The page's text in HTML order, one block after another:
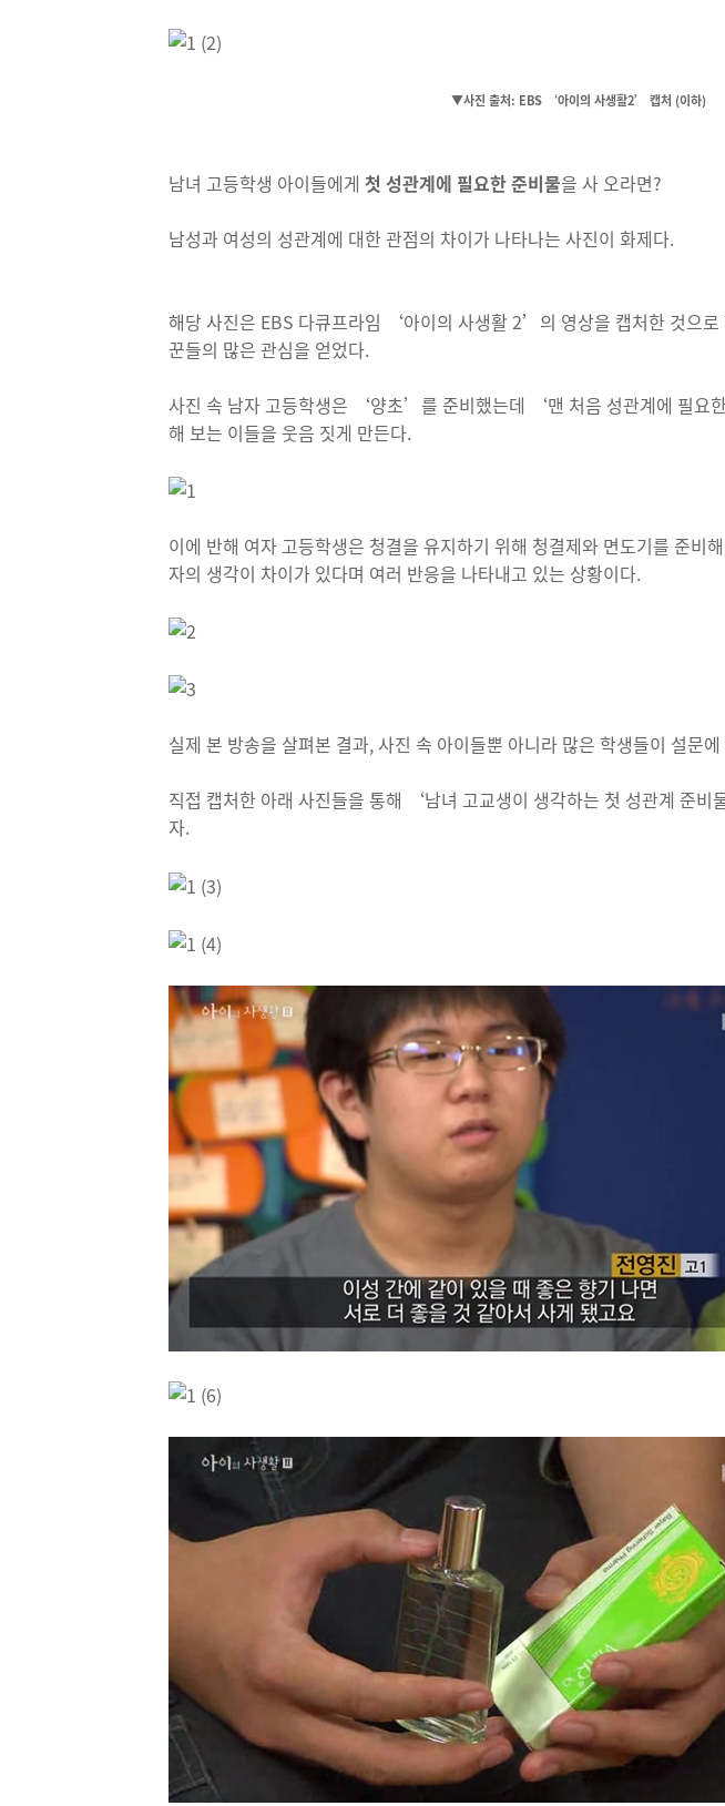
▼사진 출처: EBS ‘아이의 사생활2’ 캡처 (이하)
남녀 고등학생 아이들에게 첫 성관계에 필요한 준비물을 사 오라면?
남성과 여성의 성관계에 대한 관점의 차이가 나타나는 사진이 화제다.
해당 사진은 EBS 다큐프라임 ‘아이의 사생활 2’의 영상을 캡처한 것으로
꾼들의 많은 관심을 얻었다.
사진 속 남자 고등학생은 ‘양초’를 준비했는데 ‘맨 처음 성관계에 필요
해 보는 이들을 웃음 짓게 만든다.
이에 반해 여자 고등학생은 청결을 유지하기 위해 청결제와 면도기를 준비
자의 생각이 차이가 있다며 여러 반응을 나타내고 있는 상황이다.
실제 본 방송을 살펴본 결과, 사진 속 아이들뿐 아니라 많은 학생들이 설문
직접 캡처한 아래 사진들을 통해 ‘남녀 고교생이 생각하는 첫 성관계 준
자.